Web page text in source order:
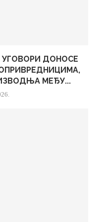
ДОНОСЕ
МЕЂУ...